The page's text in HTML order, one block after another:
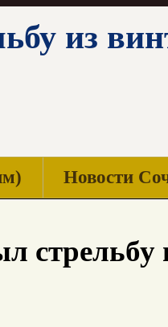
из
Новости
стрельбу